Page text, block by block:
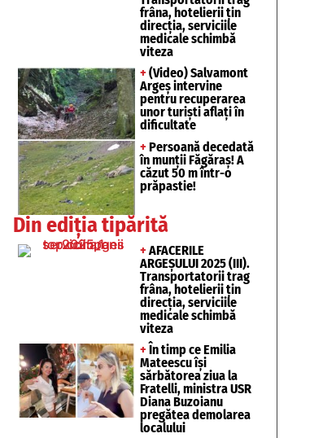
frâna, hotelierii țin
direcția, serviciile
medicale schimbă
viteza
+ (Video) Salvamont
Argeș intervine
pentru recuperarea
unor turişti aflaţi în
dificultate
+ Persoană decedată
în munții Făgăraș! A
căzut 50 m într-o
prăpastie!
Din ediția tipărită
+ AFACERILE
ARGEȘULUI 2025 (III).
Transportatorii trag
frâna, hotelierii țin
direcția, serviciile
medicale schimbă
viteza
+ În timp ce Emilia
Mateescu își
sărbătorea ziua la
Fratelli, ministra USR
Diana Buzoianu
pregătea demolarea
localului